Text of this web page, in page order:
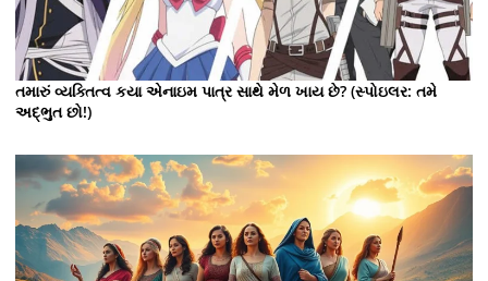
તમારું વ્યક્તિત્વ કયા એનાઇમ પાત્ર સાથે મેળ ખાય છે? (સ્પોઇલર: તમે
અદ્ભુત છો!)